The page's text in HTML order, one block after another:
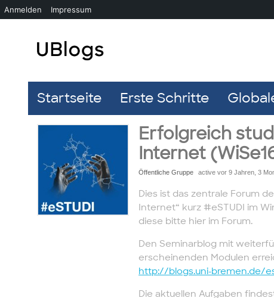
Startseite Erste Schritte
Erfolgreich
Internet
Öffentliche Gruppe active vor 9 Jahren, 3
Dies ist das zentrale Forum
Internet“ kurz #eSTUDI im
diese bitte hier im Forum.
Den Seminarblog mit
erscheinenden Modulen
http://blogs.uni-bremen.de/
Die aktuellen Aufgaben
Anmelden Impressum